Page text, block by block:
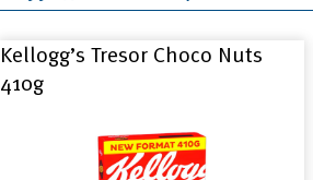
Kellogg’s Tresor Choco Nuts
410g